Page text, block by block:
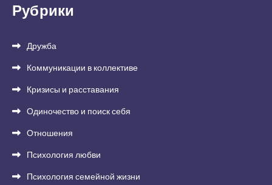
Рубрики
Дружба
Коммуникации в коллективе
Кризисы и расставания
Одиночество и поиск себя
Отношения
Психология любви
Психология семейной жизни